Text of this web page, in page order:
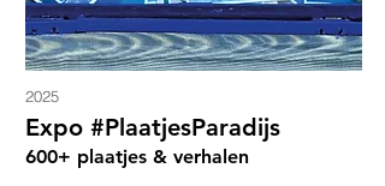
2025
Expo #PlaatjesParadijs
600+ plaatjes & verhalen